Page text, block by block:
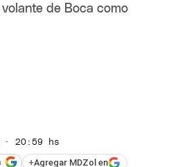
de Boca como
20:59 hs
+Agregar MDZol en